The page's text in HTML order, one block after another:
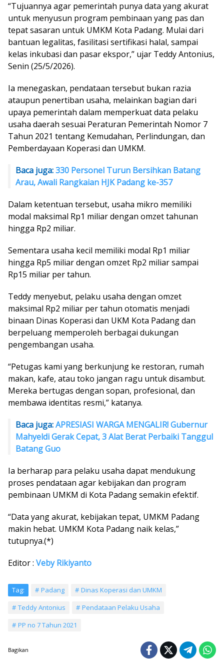
“Tujuannya agar pemerintah punya data yang akurat
untuk menyusun program pembinaan yang pas dan
tepat sasaran untuk UMKM Kota Padang. Mulai dari
bantuan legalitas, fasilitasi sertifikasi halal, sampai
kelas inkubasi dan pasar ekspor,” ujar Teddy Antonius,
Senin (25/5/2026).
Ia menegaskan, pendataan tersebut bukan razia
ataupun penertiban usaha, melainkan bagian dari
upaya pemerintah dalam memperkuat data pelaku
usaha daerah sesuai Peraturan Pemerintah Nomor 7
Tahun 2021 tentang Kemudahan, Perlindungan, dan
Pemberdayaan Koperasi dan UMKM.
Baca juga:330 Personel Turun Bersihkan Batang
Arau, Awali Rangkaian HJK Padang ke-357
Dalam ketentuan tersebut, usaha mikro memiliki
modal maksimal Rp1 miliar dengan omzet tahunan
hingga Rp2 miliar.
Sementara usaha kecil memiliki modal Rp1 miliar
hingga Rp5 miliar dengan omzet Rp2 miliar sampai
Rp15 miliar per tahun.
Teddy menyebut, pelaku usaha dengan omzet
maksimal Rp2 miliar per tahun otomatis menjadi
binaan Dinas Koperasi dan UKM Kota Padang dan
berpeluang memperoleh berbagai dukungan
pengembangan usaha.
“Petugas kami yang berkunjung ke restoran, rumah
makan, kafe, atau toko jangan ragu untuk disambut.
Mereka bertugas dengan sopan, profesional, dan
membawa identitas resmi,” katanya.
Baca juga:APRESIASI WARGA MENGALIR! Gubernur
Mahyeldi Gerak Cepat, 3 Alat Berat Perbaiki Tanggul
Batang Guo
Ia berharap para pelaku usaha dapat mendukung
proses pendataan agar kebijakan dan program
pembinaan UMKM di Kota Padang semakin efektif.
“Data yang akurat, kebijakan tepat, UMKM Padang
makin hebat. UMKM Kota Padang naik kelas,”
tutupnya.(*)
Editor : Veby Rikiyanto
Tag: Padang
Dinas Koperasi dan UMKM
Teddy Antonius
Pendataan Pelaku Usaha
PP no 7 Tahun 2021
Bagikan